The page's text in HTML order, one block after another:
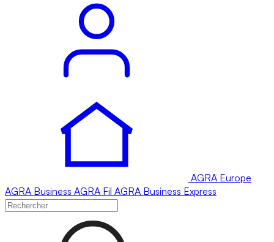
AGRA Europe
AGRA Business AGRA Fil AGRA Business Express